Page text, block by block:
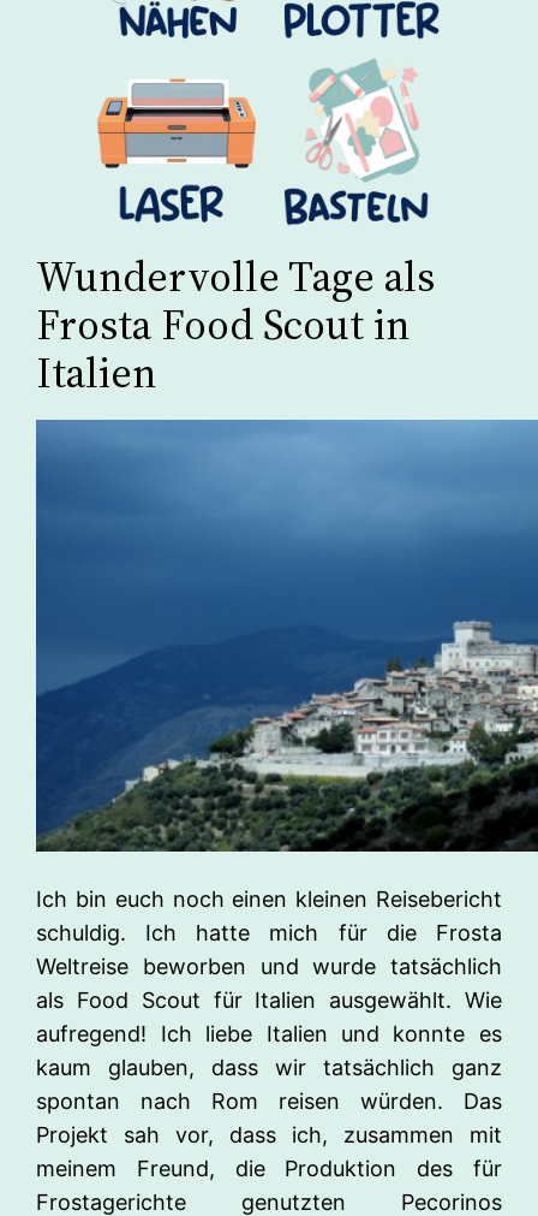
Wundervolle Tage als
Frosta Food Scout in
Italien
Ich bin euch noch einen kleinen Reisebericht
schuldig. Ich hatte mich für die Frosta
Weltreise beworben und wurde tatsächlich
als Food Scout für Italien ausgewählt. Wie
aufregend! Ich liebe Italien und konnte es
kaum glauben, dass wir tatsächlich ganz
spontan nach Rom reisen würden. Das
Projekt sah vor, dass ich, zusammen mit
meinem Freund, die Produktion des für
Frostagerichte genutzten Pecorinos